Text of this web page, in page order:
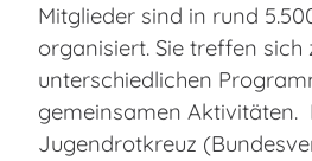
Mitglieder sind in rund
organisiert. Sie treffen sich
unterschiedlichen
gemeinsamen Aktivitäten.
Jugendrotkreuz